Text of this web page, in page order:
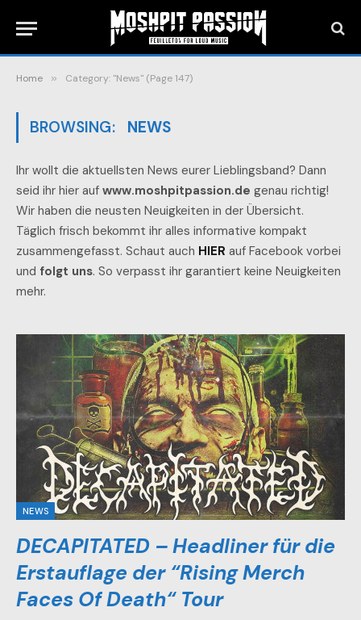
Home » Category: "News" (Page 147)
BROWSING: NEWS
Ihr wollt die aktuellsten News eurer Lieblingsband? Dann
seid ihr hier auf www.moshpitpassion.de genau richtig!
Wir haben die neusten Neuigkeiten in der Übersicht.
Täglich frisch bekommt ihr alles informative kompakt
zusammengefasst. Schaut auch HIER auf Facebook vorbei
und folgt uns. So verpasst ihr garantiert keine Neuigkeiten
mehr.
NEWS
DECAPITATED – Headliner für die
Erstauflage der “Rising Merch
Faces Of Death“ Tour